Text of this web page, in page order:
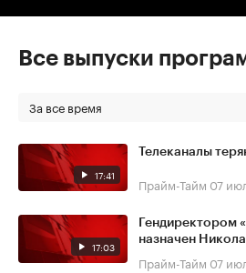
Все выпуски
За все время
17:41
Телеканалы
Прайм-Тайм 07
17:03
Гендиректором
назначен
Прайм-Тайм 07